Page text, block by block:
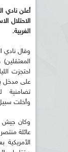
أعلن نادي
الغربية.
وقال نادي
احتجزت
على مدخل
وأخلت
وكان جيش